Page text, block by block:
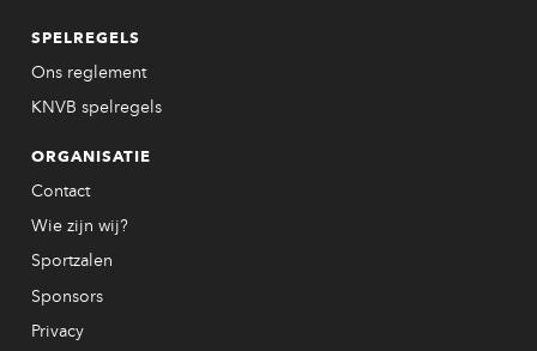
SPELREGELS
Ons reglement
KNVB spelregels
ORGANISATIE
Contact
Wie zijn wij?
Sportzalen
Sponsors
Privacy